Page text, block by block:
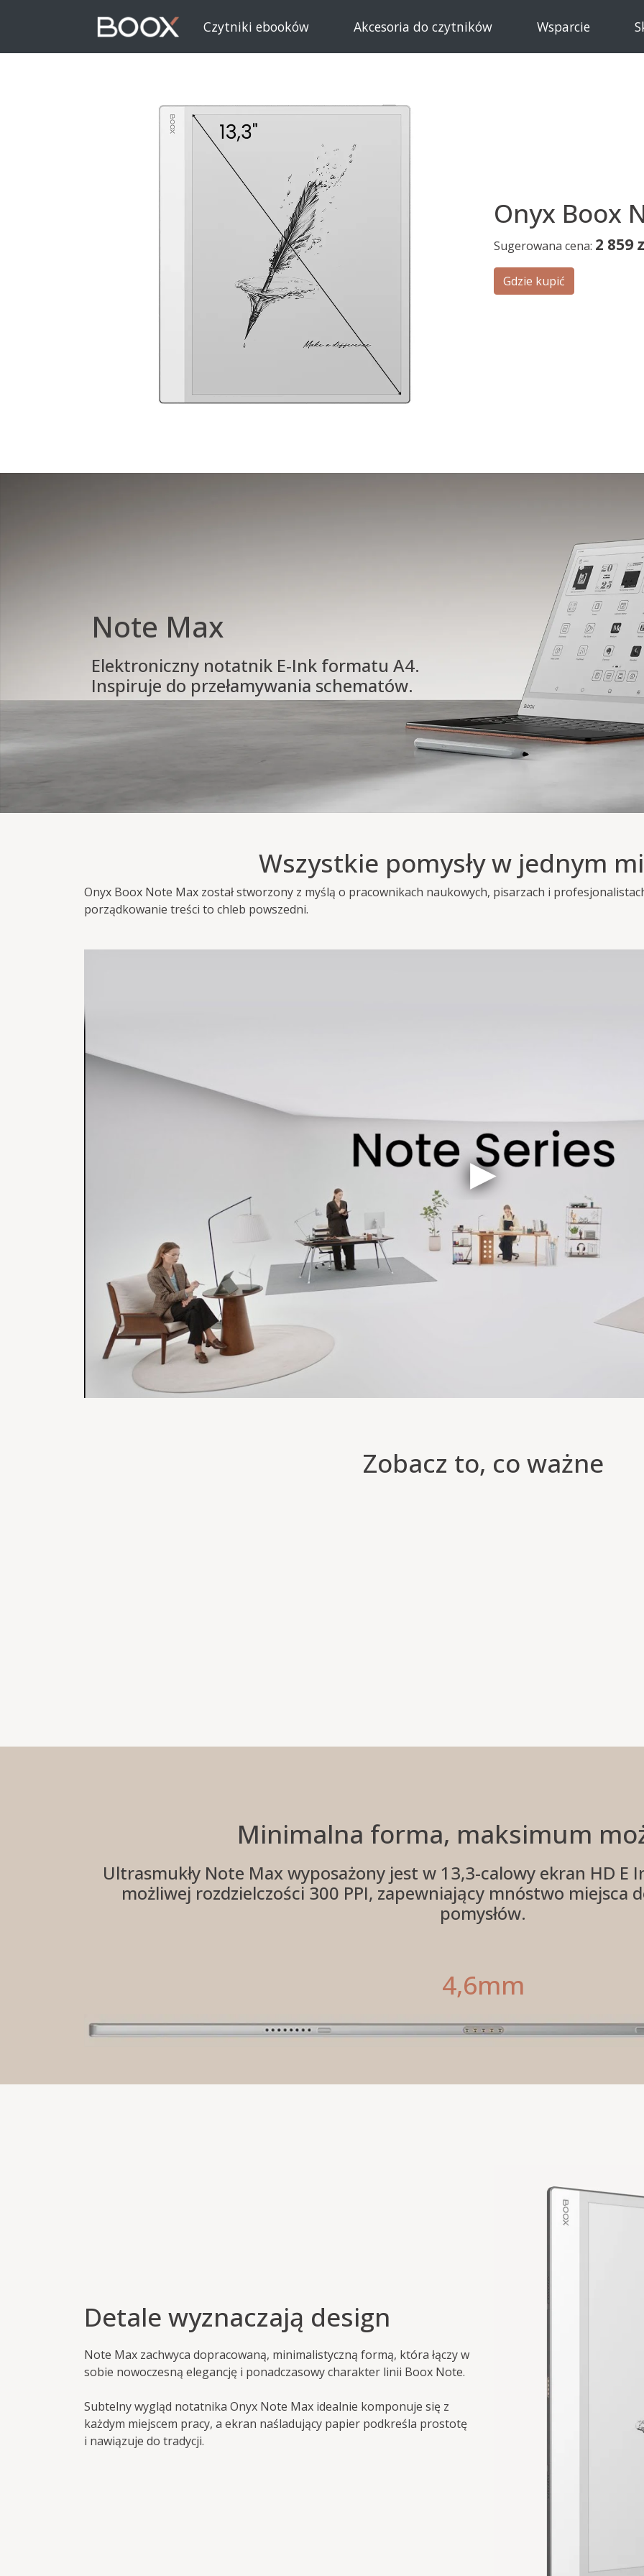
Czytniki ebooków Akcesoria do czytników Wsparcie
Onyx Boox
Sugerowana cena: 2 859
Gdzie kupić
Note Max
Elektroniczny notatnik E-Ink formatu A4.
Inspiruje do przełamywania schematów.
Wszystkie pomysły w jednym
Onyx Boox Note Max został stworzony z myślą o pracownikach naukowych, pisarzach i
porządkowanie treści to chleb powszedni.
Zobacz to, co ważne
Minimalna forma, maksimum
Ultrasmukły Note Max wyposażony jest w 13,3-calowy ekran HD E
możliwej rozdzielczości 300 PPI, zapewniający mnóstwo miejsca
pomysłów.
4,6mm
Detale wyznaczają design
Note Max zachwyca dopracowaną, minimalistyczną formą, która łączy w
sobie nowoczesną elegancję i ponadczasowy charakter linii Boox Note.
Subtelny wygląd notatnika Onyx Note Max idealnie komponuje się z
każdym miejscem pracy, a ekran naśladujący papier podkreśla prostotę
i nawiązuje do tradycji.